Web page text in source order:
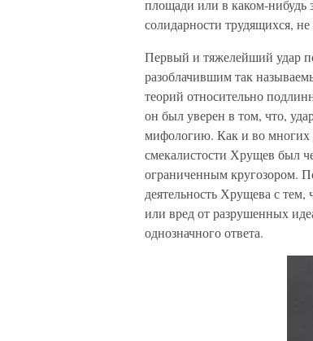
площади или в каком-нибудь
солидарности трудящихся,
Первый и тяжелейший удар
разоблачившим так
теорий относительно
он был уверен в том, что,
мифологию. Как и во многих
смекалистости Хрущев был
ограниченным кругозором.
деятельность Хрущева с
или вред от разрушенных
однозначного ответа.